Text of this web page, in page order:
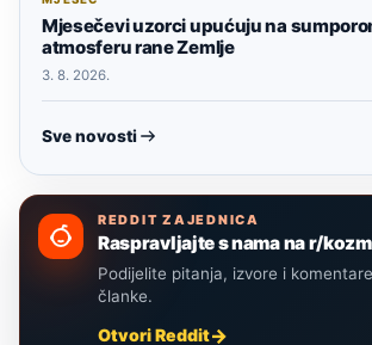
Mjesečevi uzorci upućuju na
atmosferu rane Zemlje
3. 8. 2026.
Sve novosti
REDDIT ZAJEDNICA
Raspravljajte s nama na r/
Podijelite pitanja, izvore i
članke.
Otvori Reddit